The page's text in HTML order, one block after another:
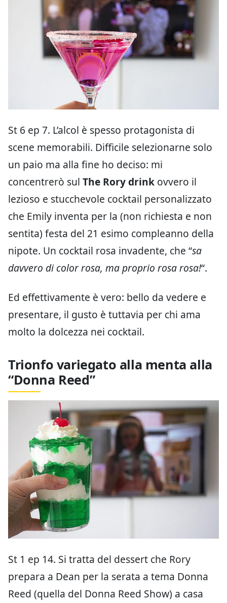
St 6 ep 7. L’alcol è spesso protagonista di
scene memorabili. Difficile selezionarne solo
un paio ma alla fine ho deciso: mi
concentrerò sul The Rory drink ovvero il
lezioso e stucchevole cocktail personalizzato
che Emily inventa per la (non richiesta e non
sentita) festa del 21 esimo compleanno della
nipote. Un cocktail rosa invadente, che “sa
davvero di color rosa, ma proprio rosa rosa!“.
Ed effettivamente è vero: bello da vedere e
presentare, il gusto è tuttavia per chi ama
molto la dolcezza nei cocktail.
Trionfo variegato alla menta alla
“Donna Reed”
St 1 ep 14. Si tratta del dessert che Rory
prepara a Dean per la serata a tema Donna
Reed (quella del Donna Reed Show) a casa